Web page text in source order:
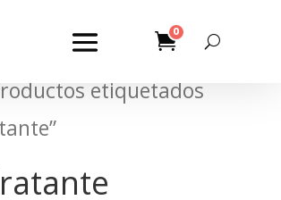
0
etiquetados